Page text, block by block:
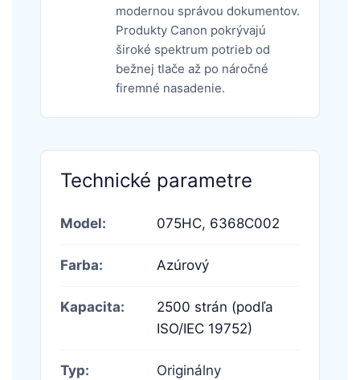
modernou správou dokumentov.
Produkty Canon pokrývajú
široké spektrum potrieb od
bežnej tlače až po náročné
firemné nasadenie.
Technické parametre
Model: 075HC, 6368C002
Farba: Azúrový
Kapacita:
2500 strán (podľa
ISO/IEC 19752)
Typ: Originálny